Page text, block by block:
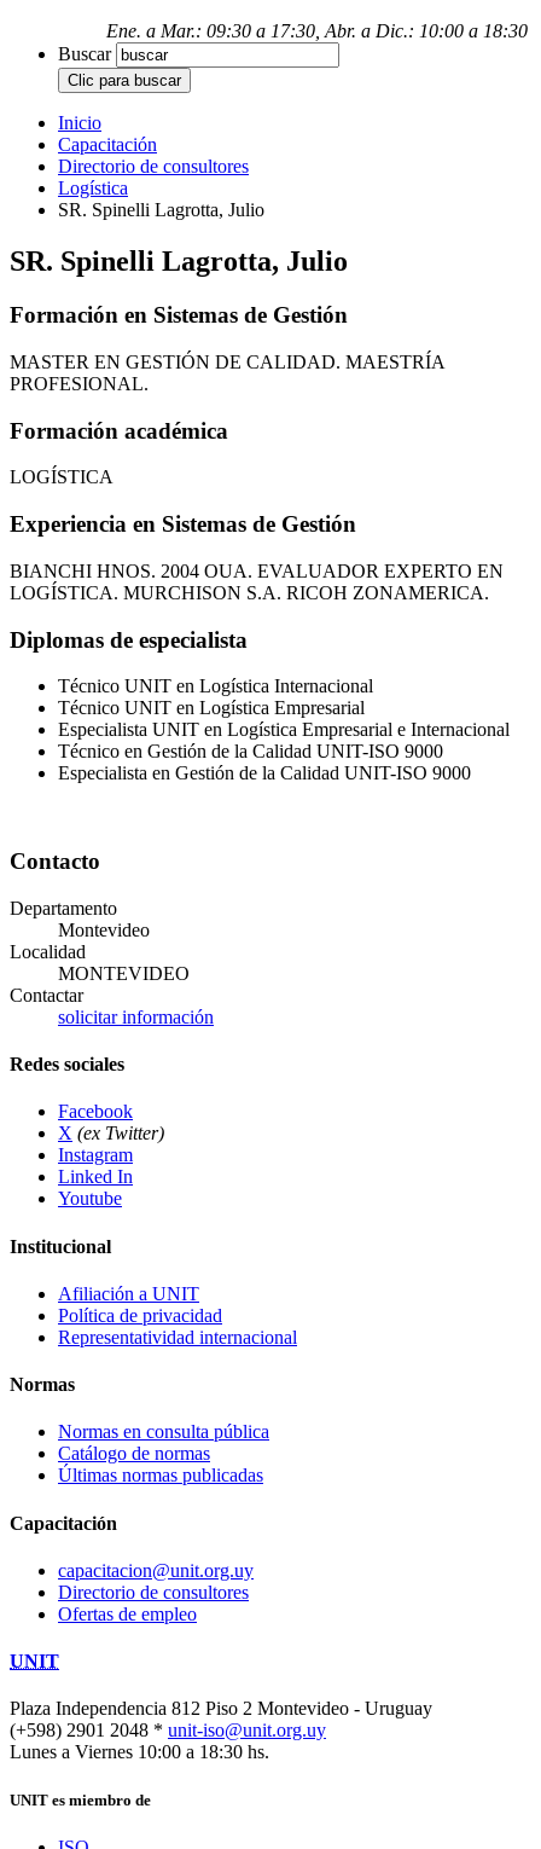
Ene. a Mar.: 09:30 a 17:30, Abr. a Dic.: 10:00 a 18:30
Buscar
Inicio
Capacitación
Directorio de consultores
Logística
SR. Spinelli Lagrotta, Julio
SR. Spinelli Lagrotta, Julio
Formación en Sistemas de Gestión
MASTER EN GESTIÓN DE CALIDAD. MAESTRÍA
PROFESIONAL.
Formación académica
LOGÍSTICA
Experiencia en Sistemas de Gestión
BIANCHI HNOS. 2004 OUA. EVALUADOR EXPERTO EN
LOGÍSTICA. MURCHISON S.A. RICOH ZONAMERICA.
Diplomas de especialista
Técnico UNIT en Logística Internacional
Técnico UNIT en Logística Empresarial
Especialista UNIT en Logística Empresarial e Internacional
Técnico en Gestión de la Calidad UNIT-ISO 9000
Especialista en Gestión de la Calidad UNIT-ISO 9000
Contacto
Departamento
Montevideo
Localidad
MONTEVIDEO
Contactar
solicitar información
Redes sociales
Facebook
X (ex Twitter)
Instagram
Linked In
Youtube
Institucional
Afiliación a UNIT
Política de privacidad
Representatividad internacional
Normas
Normas en consulta pública
Catálogo de normas
Últimas normas publicadas
Capacitación
capacitacion@unit.org.uy
Directorio de consultores
Ofertas de empleo
UNIT
Plaza Independencia 812 Piso 2 Montevideo - Uruguay
(+598) 2901 2048 * unit-iso@unit.org.uy
Lunes a Viernes 10:00 a 18:30 hs.
UNIT es miembro de